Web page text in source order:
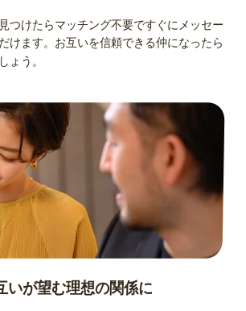
つけたらマッチング不要ですぐにメッセー
けます。お互いを信頼できる仲になったら
ょう。
いが望む理想の関係に